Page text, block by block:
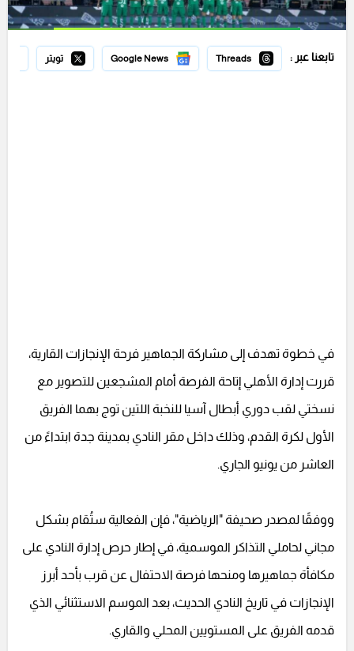
تابعنا عبر : Threads
Google News تويتر
في خطوة تهدف إلى مشاركة الجماهير فرحة الإنجازات القارية،
قررت إدارة الأهلي إتاحة الفرصة أمام المشجعين للتصوير مع
نسختي لقب دوري أبطال آسيا للنخبة اللتين توج بهما الفريق
الأول لكرة القدم، وذلك داخل مقر النادي بمدينة جدة ابتداءً من
العاشر من يونيو الجاري.
ووفقًا لمصدر صحيفة "الرياضية"، فإن الفعالية ستُقام بشكل
مجاني لحاملي التذاكر الموسمية، في إطار حرص إدارة النادي على
مكافأة جماهيرها ومنحها فرصة الاحتفال عن قرب بأحد أبرز
الإنجازات في تاريخ النادي الحديث، بعد الموسم الاستثنائي الذي
قدمه الفريق على المستويين المحلي والقاري.